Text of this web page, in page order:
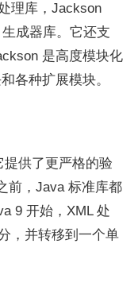
理库，Jackson
成器库。它还支
是高度模块化
各种扩展模块。
供了更严格的验
前，Java 标准库都
9 开始，XML 处
，并转移到一个单